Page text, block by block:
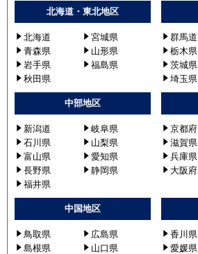
北海道・東北地区
北海道
宮城県
青森県
山形県
岩手県
福島県
秋田県
群馬道
栃木県
茨城県
埼玉県
中部地区
新潟道
岐阜県
石川県
山梨県
富山県
愛知県
長野県
静岡県
福井県
京都府
滋賀県
兵庫県
大阪府
中国地区
鳥取県
広島県
島根県
山口県
香川県
愛媛県